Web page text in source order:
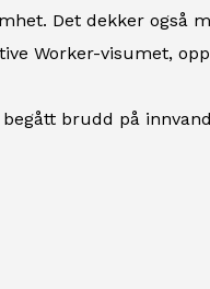
Det dekker også
Worker-visumet,
brudd på